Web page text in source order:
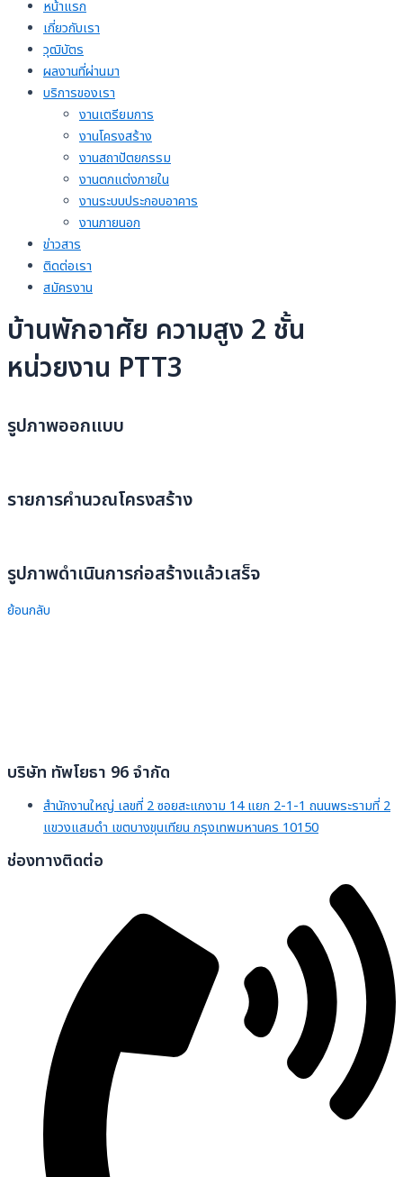
หน้าแรก
เกี่ยวกับเรา
วุฒิบัตร
ผลงานที่ผ่านมา
บริการของเรา
งานเตรียมการ
งานโครงสร้าง
งานสถาปัตยกรรม
งานตกแต่งภายใน
งานระบบประกอบอาคาร
งานภายนอก
ข่าวสาร
ติดต่อเรา
สมัครงาน
บ้านพักอาศัย ความสูง 2 ชั้น
หน่วยงาน PTT3
รูปภาพออกแบบ
รายการคำนวณโครงสร้าง
รูปภาพดำเนินการก่อสร้างแล้วเสร็จ
ย้อนกลับ
บริษัท ทัพโยธา 96 จำกัด
สำนักงานใหญ่ เลขที่ 2 ซอยสะแกงาม 14 แยก 2-1-1 ถนนพระรามที่ 2
แขวงแสมดำ เขตบางขุนเทียน กรุงเทพมหานคร 10150
ช่องทางติดต่อ